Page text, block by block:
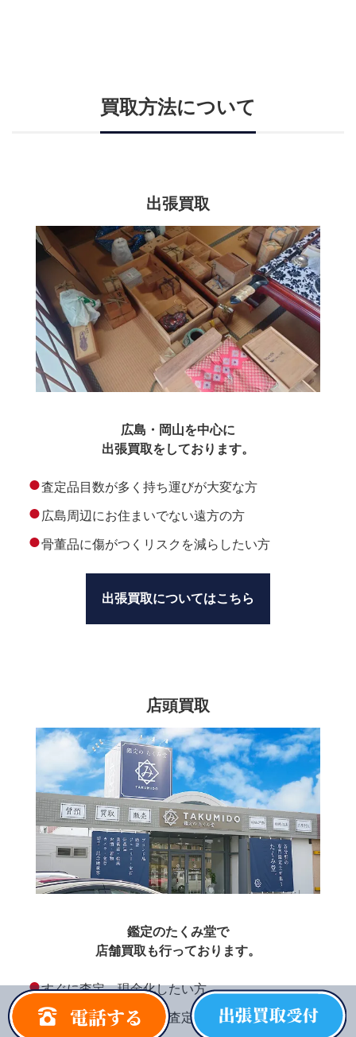
買取方法について
出張買取
広島・岡山を中心に
出張買取をしております。
●査定品目数が多く持ち運びが大変な方
● 広島周辺にお住まいでない遠方の方
●骨董品に傷がつくリスクを減らしたい方
出張買取についてはこちら
店頭買取
鑑定のたくみ堂で
店舗買取も行っております。
●すぐに査定、現金化したい方
●ご自身のタイミングで査定を行いたい方